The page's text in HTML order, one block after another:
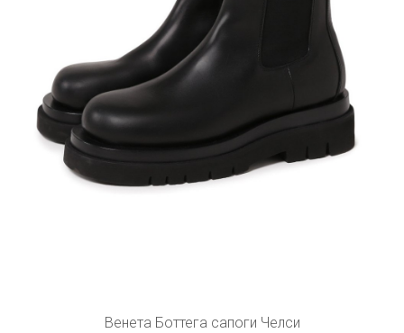
Венета Боттега сапоги Челси